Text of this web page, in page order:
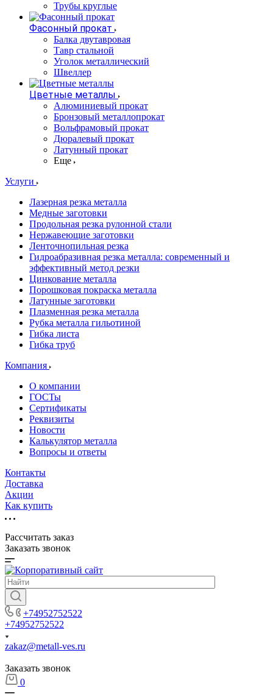
Трубы круглые
Фасонный прокат
Балка двутавровая
Тавр стальной
Уголок металлический
Швеллер
Цветные металлы
Алюминиевый прокат
Бронзовый металлопрокат
Вольфрамовый прокат
Дюралевый прокат
Латунный прокат
Еще
Услуги
Лазерная резка металла
Медные заготовки
Продольная резка рулонной стали
Нержавеющие заготовки
Ленточнопильная резка
Гидроабразивная резка металла: современный и
эффективный метод резки
Цинкование металла
Порошковая покраска металла
Латунные заготовки
Плазменная резка металла
Рубка металла гильотиной
Гибка листа
Гибка труб
Компания
О компании
ГОСТы
Сертификаты
Реквизиты
Новости
Калькулятор металла
Вопросы и ответы
Контакты
Доставка
Акции
Как купить
Рассчитать заказ
Заказать звонок
+74952752522
+74952752522
zakaz@metall-ves.ru
Заказать звонок
0